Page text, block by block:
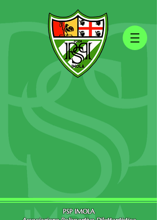
PSP IMOLA